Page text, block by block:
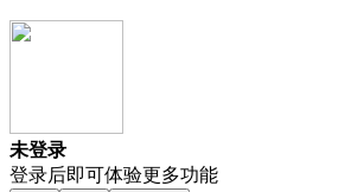
未登录
登录后即可体验更多功能